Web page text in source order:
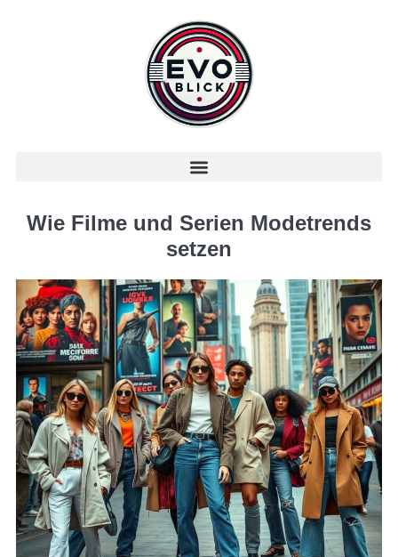
Wie Filme und Serien Modetrends
setzen